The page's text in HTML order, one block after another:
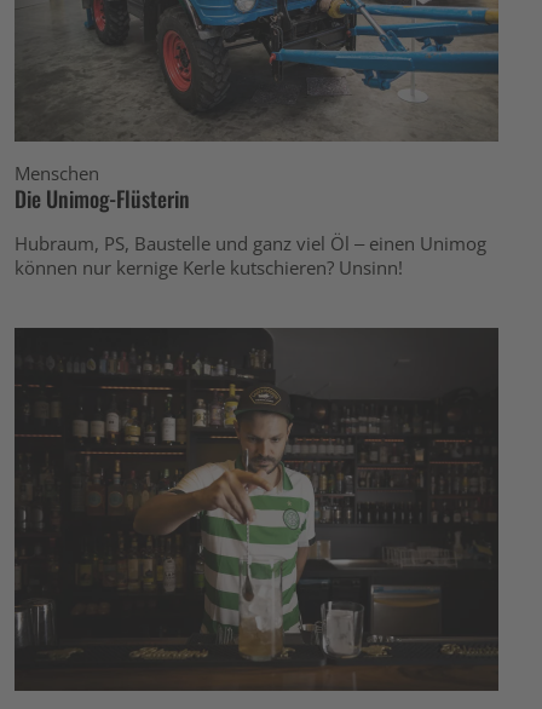
Menschen
Die Unimog-Flüsterin
Hubraum, PS, Baustelle und ganz viel Öl – einen Unimog
können nur kernige Kerle kutschieren? Unsinn!